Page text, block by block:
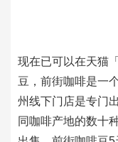
现在已可以在天猫
豆，前街咖啡是一
州线下门店是专门
同咖啡产地的数十